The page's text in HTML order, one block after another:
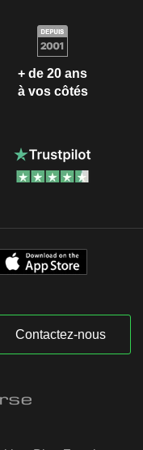
+ de 20 ans
à vos côtés
Contactez-nous